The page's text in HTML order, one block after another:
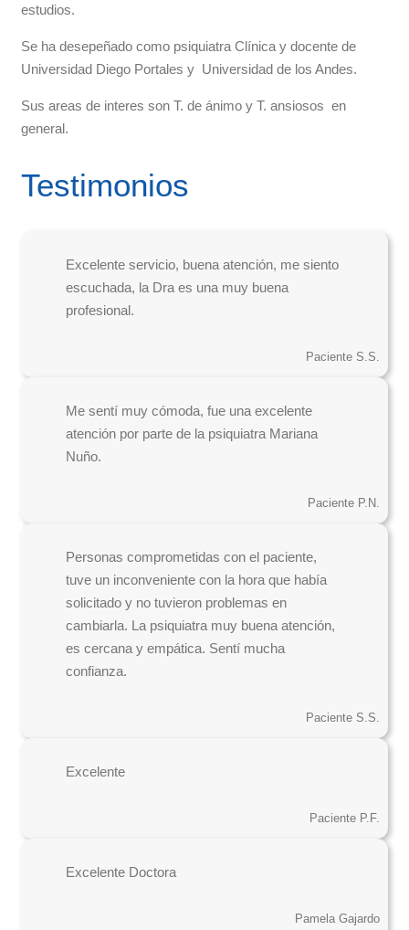
estudios.
Se ha desepeñado como psiquiatra Clínica y docente de
Universidad Diego Portales y Universidad de los Andes.
Sus areas de interes son T. de ánimo y T. ansiosos en
general.
Testimonios
Excelente servicio, buena atención, me siento
escuchada, la Dra es una muy buena
profesional.
Paciente S.S.
Me sentí muy cómoda, fue una excelente
atención por parte de la psiquiatra Mariana
Nuño.
Paciente P.N.
Personas comprometidas con el paciente,
tuve un inconveniente con la hora que había
solicitado y no tuvieron problemas en
cambiarla. La psiquiatra muy buena atención,
es cercana y empática. Sentí mucha
confianza.
Paciente S.S.
Excelente
Paciente P.F.
Excelente Doctora
Pamela Gajardo